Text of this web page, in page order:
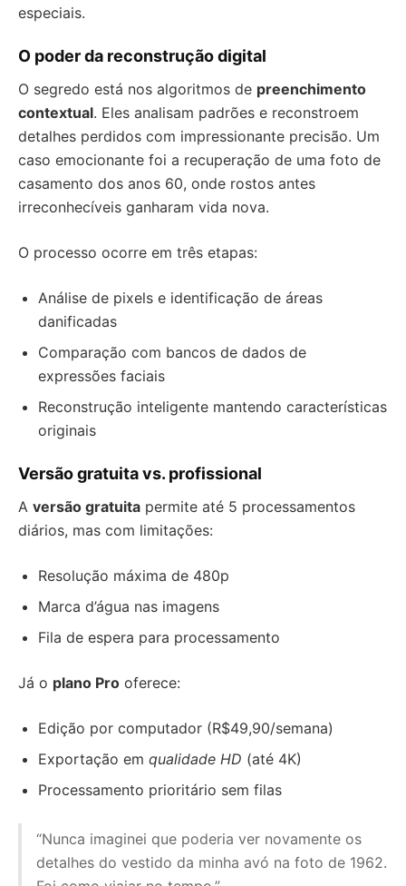
especiais.
O poder da reconstrução digital
O segredo está nos algoritmos de preenchimento
contextual. Eles analisam padrões e reconstroem
detalhes perdidos com impressionante precisão. Um
caso emocionante foi a recuperação de uma foto de
casamento dos anos 60, onde rostos antes
irreconhecíveis ganharam vida nova.
O processo ocorre em três etapas:
Análise de pixels e identificação de áreas
danificadas
Comparação com bancos de dados de
expressões faciais
Reconstrução inteligente mantendo características
originais
Versão gratuita vs. profissional
A versão gratuita permite até 5 processamentos
diários, mas com limitações:
Resolução máxima de 480p
Marca d’água nas imagens
Fila de espera para processamento
Já o plano Pro oferece:
Edição por computador (R$49,90/semana)
Exportação em qualidade HD (até 4K)
Processamento prioritário sem filas
“Nunca imaginei que poderia ver novamente os
detalhes do vestido da minha avó na foto de 1962.